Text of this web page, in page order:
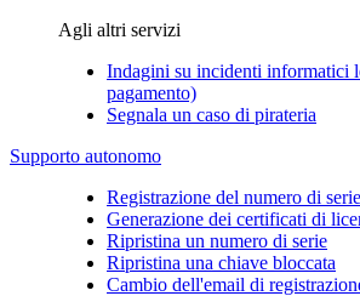
Agli altri servizi
Indagini su incidenti informatici
pagamento)
Segnala un caso di pirateria
Supporto autonomo
Registrazione del numero di serie
Generazione dei certificati di
Ripristina un numero di serie
Ripristina una chiave bloccata
Cambio dell'email di